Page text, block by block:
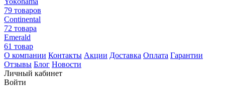
79 товаров
Continental
72 товара
Emerald
61 товар
О компании Контакты Акции Доставка Оплата Гарантии
Отзывы Блог Новости
Личный кабинет
Войти